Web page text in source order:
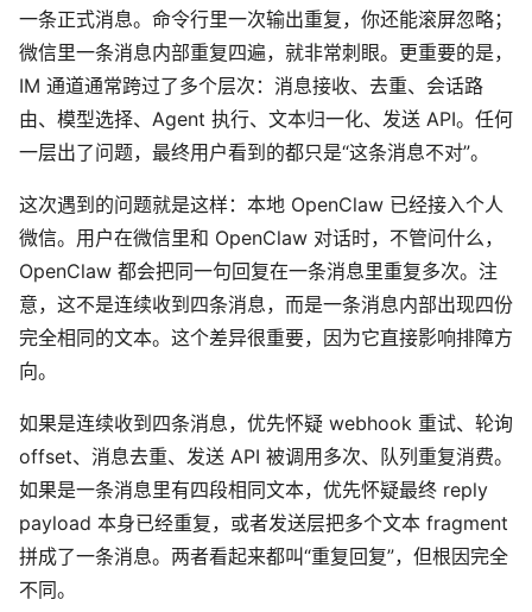
一条正式消息。命令行里一次输出重复，你还能滚屏忽略；
微信里一条消息内部重复四遍，就非常刺眼。更重要的是，
IM 通道通常跨过了多个层次：消息接收、去重、会话路
由、模型选择、Agent 执行、文本归一化、发送 API。任何
一层出了问题，最终用户看到的都只是“这条消息不对”。
这次遇到的问题就是这样：本地 OpenClaw 已经接入个人
微信。用户在微信里和 OpenClaw 对话时，不管问什么，
OpenClaw 都会把同一句回复在一条消息里重复多次。注
意，这不是连续收到四条消息，而是一条消息内部出现四份
完全相同的文本。这个差异很重要，因为它直接影响排障方
向。
如果是连续收到四条消息，优先怀疑 webhook 重试、轮询
offset、消息去重、发送 API 被调用多次、队列重复消费。
如果是一条消息里有四段相同文本，优先怀疑最终 reply
payload 本身已经重复，或者发送层把多个文本 fragment
拼成了一条消息。两者看起来都叫“重复回复”，但根因完全
不同。